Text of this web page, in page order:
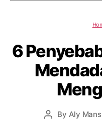
6
Post
By Aly